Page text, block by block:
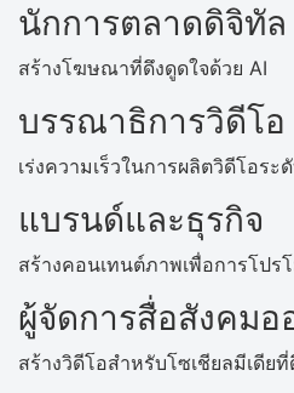
นักการตลาดดิจิทัล
สร้างโฆษณาที่ดึงดูดใจด้วย AI
บรรณาธิการวิดีโอ
เร่งความเร็วในการผลิตวิดีโอระ
แบรนด์และธุรกิจ
สร้างคอนเทนต์ภาพเพื่อการโปร
ผู้จัดการสื่อสังคมอ
สร้างวิดีโอสำหรับโซเชียลมีเดีย